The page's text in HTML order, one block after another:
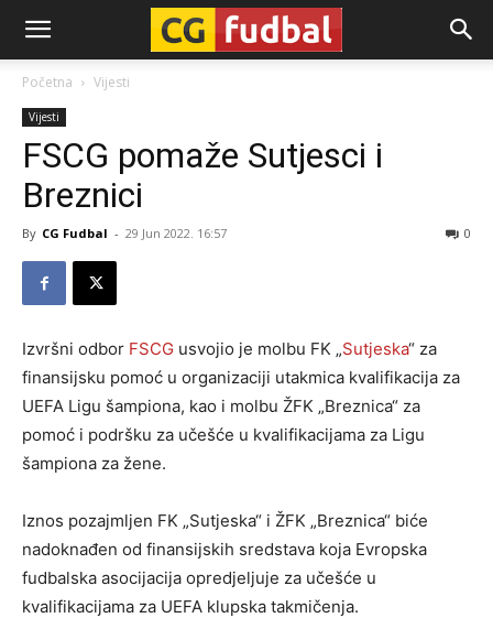
CG-
Fudbal
Početna Vijesti
Vijesti
FSCG pomaže Sutjesci i
Breznici
By CG Fudbal - 29 Jun 2022. 16:57 0
Izvršni odbor FSCG usvojio je molbu FK „Sutjeska“ za
finansijsku pomoć u organizaciji utakmica kvalifikacija za
UEFA Ligu šampiona, kao i molbu ŽFK „Breznica“ za
pomoć i podršku za učešće u kvalifikacijama za Ligu
šampiona za žene.
Iznos pozajmljen FK „Sutjeska“ i ŽFK „Breznica“ biće
nadoknađen od finansijskih sredstava koja Evropska
fudbalska asocijacija opredjeljuje za učešće u
kvalifikacijama za UEFA klupska takmičenja.